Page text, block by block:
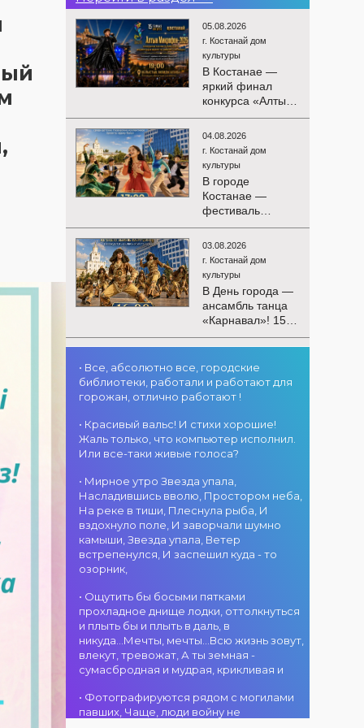
05.08.2026
г. Костанай дом
культуры
В Костанае —
яркий финал
конкурса «Алтын
Микрофон-2026»!
15 августа
состоятся
церемония
награждения
победителей и
гала-концерт
Международного
конкурса
вокалистов! Вас
ждут яркие
выступления
лучших
исполнителей,
незабываемые
эмоции и особая
праздничная
атмосфера!
04.08.2026
г. Костанай дом
культуры
В городе
Костанае —
фестиваль
детского
творчества
«Алтын дән»! 15
августа на
площади
областного
акимата
состоится
фестиваль
участием детских
творческих
коллективов
бала»! Вас ждут
яркие
выступления
прекрасные
песни,
зажигательные
танцы и
праздничное
настроение!
03.08.2026
г. Костанай дом
культуры
В День города —
ансамбль танца
«Карнавал»! 15
августа на
площади
областного
акимата
состоится
программа
ансамбля танца
«Карнавал»!
ансамбля —
Шамиль
Фахрутдинов. Вас
ждут зрелищные
хореографические
постановки, яркие
ритмы и
праздничное
настроение!
г. Костанай дом
культуры
В День города —
«MOVE &
DANCE»! 14
августа на
областного
акимата
состоится
праздничная DJ-
программа! Вас
ждут
зажигательные
ритмы, мощная
г. Костанай дом
культуры
Костанай
завоевал Гран-
при
культуры
#REPOST
@kstnews.kz - Во
летия со дня
основания
Костанайской
области подвели
г. Костанай дом
культуры
• Все, абсолютно все, городские
библиотеки, работали и работают для
горожан, отлично работают !
• Красивый вальс! И стихи хорошие!
Жаль только, что компьютер исполнил.
Или все-таки живые голоса?
• Мирное утро Звезда упала,
Насладившись вволю, Простором неба,
На реке в тиши, Плеснула рыба, И
вздохнуло поле, И заворчали шумно
камыши, Звезда упала, Ветер
встрепенулся, И заспешил куда - то
озорник,
• Ощутить бы босыми пятками
прохладное днище лодки, оттолкнуться
и плыть бы и плыть в даль, в
никуда...Мечты, мечты...Всю жизнь зовут,
влекут, тревожат, А ты земная -
сумасбродная и мудрая, крикливая и
• Фотографируются рядом с могилами
павших, Чаще, люди войну не